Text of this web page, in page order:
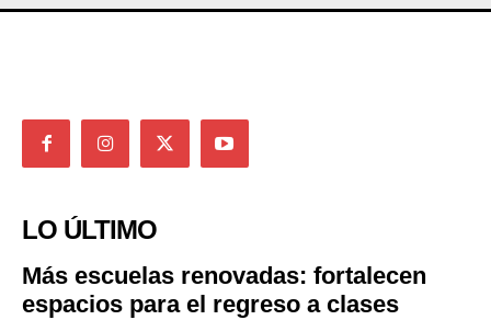
LO ÚLTIMO
Más escuelas renovadas: fortalecen
espacios para el regreso a clases